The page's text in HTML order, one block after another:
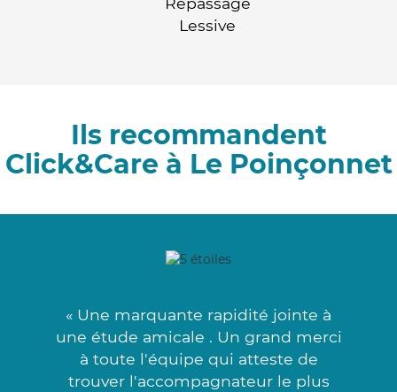
Lessive
Ils recommandent
Click&Care à Le Poinçonnet
« Une marquante rapidité jointe à
une étude amicale . Un grand merci
à toute l'équipe qui atteste de
trouver l'accompagnateur le plus